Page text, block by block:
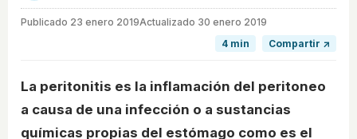
Publicado 23 enero 2019Actualizado 30 enero 2019
4 min
Compartir ↗
La peritonitis es la inflamación del peritoneo
a causa de una infección o a sustancias
químicas propias del estómago como es el